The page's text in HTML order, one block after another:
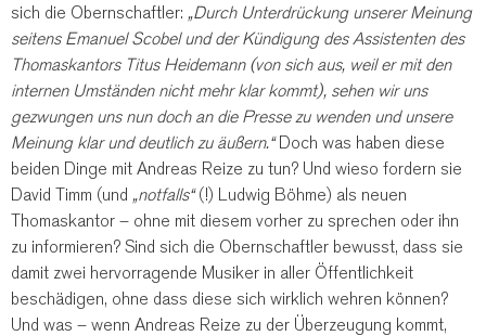
sich die Obernschaftler: „Durch Unterdrückung unserer Meinung
seitens Emanuel Scobel und der Kündigung des Assistenten des
Thomaskantors Titus Heidemann (von sich aus, weil er mit den
internen Umständen nicht mehr klar kommt), sehen wir uns
gezwungen uns nun doch an die Presse zu wenden und unsere
Meinung klar und deutlich zu äußern.“Doch was haben diese
beiden Dinge mit Andreas Reize zu tun? Und wieso fordern sie
David Timm (und „notfalls“(!) Ludwig Böhme) als neuen
Thomaskantor – ohne mit diesem vorher zu sprechen oder ihn
zu informieren? Sind sich die Obernschaftler bewusst, dass sie
damit zwei hervorragende Musiker in aller Öffentlichkeit
beschädigen, ohne dass diese sich wirklich wehren können?
Und was – wenn Andreas Reize zu der Überzeugung kommt,